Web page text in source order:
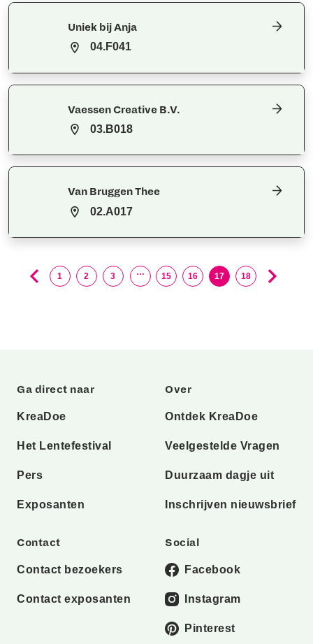
Uniek bij Anja
04.F041
Vaessen Creative B.V.
03.B018
Van Bruggen Thee
02.A017
1 2 3 … 15 16 17 18
Ga direct naar
KreaDoe
Het Lentefestival
Pers
Exposanten
Over
Ontdek KreaDoe
Veelgestelde Vragen
Duurzaam dagje uit
Inschrijven nieuwsbrief
Contact
Contact bezoekers
Contact exposanten
Social
Facebook
Instagram
Pinterest